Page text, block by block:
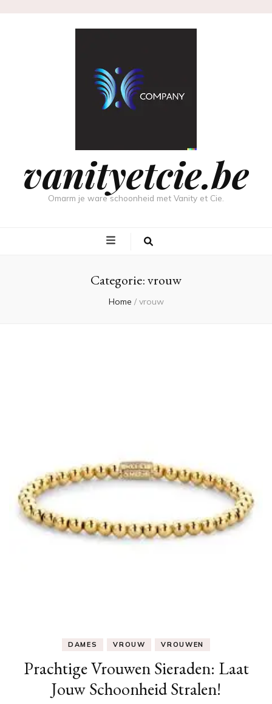
vanityetcie.be
Omarm je ware schoonheid met Vanity et Cie.
Categorie:vrouw
Home / vrouw
DAMES VROUW VROUWEN
Prachtige Vrouwen Sieraden: Laat
Jouw Schoonheid Stralen!